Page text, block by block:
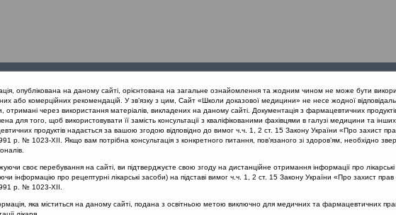
заходи
проекту
опублікована на даному сайті, орієнтована на загальне ознайомлення та жодним чином не може бути
або комерційних рекомендацій. У зв’язку з цим, Сайт «Школи доказової медицини» не несе жодної
отримані через використання матеріалів, викладених на даному сайті. Документація з фармацевтичних
для того, щоб використовувати її замість консультації з кваліфікованими фахівцями в галузі медицини та
продуктів надається за вашою згодою відповідно до вимог ч.ч. 1, 2 ст. 15 Закону України «Про захист
р. № 1023-XII. Якщо вам потрібна консультація з конкретного питання, пов’язаного зі здоров’ям, необхідно
своє перебування на сайті, ви підтверджуєте свою згоду на дистанційне отримання інформації про
інформацію про рецептурні лікарські засоби) на підставі вимог ч.ч. 1, 2 ст. 15 Закону України «Про захист прав
р. № 1023-XII.
яка міститься на даному сайті, подана з освітньою метою виключно для медичних та фармацевтичних